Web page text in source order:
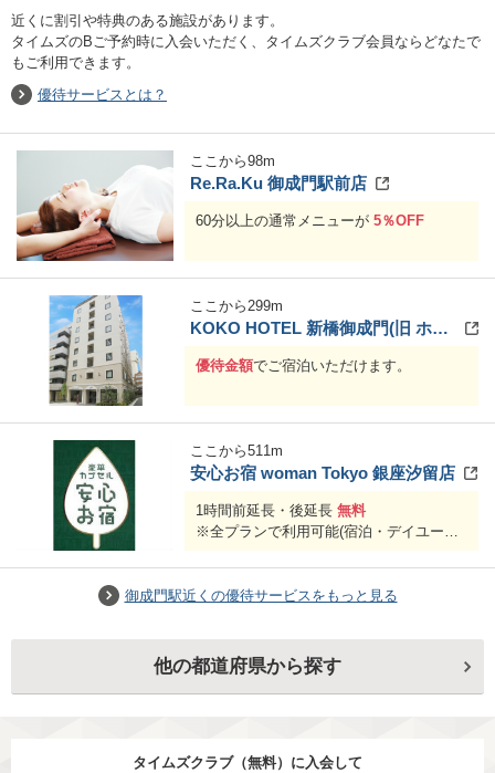
近くに割引や特典のある施設があります。
タイムズのBご予約時に入会いただく、タイムズクラブ会員ならどなたで
もご利用できます。
優待サービスとは？
ここから98m
Re.Ra.Ku 御成門駅前店
60分以上の通常メニューが 5％OFF
ここから299m
KOKO HOTEL 新橋御成門(旧 ホテルウィングインターナショナル新橋御成門)
優待金額でご宿泊いただけます。
ここから511m
安心お宿 woman Tokyo 銀座汐留店
1時間前延長・後延長 無料
※全プランで利用可能(宿泊・デイユー
御成門駅近くの優待サービスをもっと見る
他の都道府県から探す
タイムズクラブ（無料）に入会して